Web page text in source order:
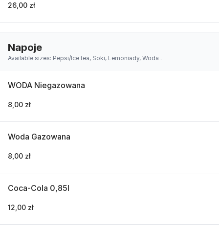
26,00 zł
Napoje
Available sizes: Pepsi/Ice tea, Soki, Lemoniady, Woda .
WODA Niegazowana
8,00 zł
Woda Gazowana
8,00 zł
Coca-Cola 0,85l
12,00 zł